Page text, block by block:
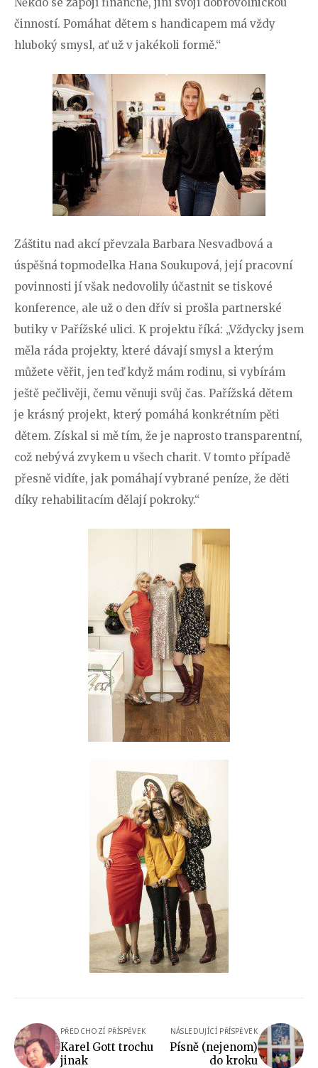
činností. Pomáhat dětem s handicapem má vždy
hluboký smysl, ať už v jakékoli formě.“
Záštitu nad akcí převzala Barbara Nesvadbová a
úspěšná topmodelka Hana Soukupová, její pracovní
povinnosti jí však nedovolily účastnit se tiskové
konference, ale už o den dřív si prošla partnerské
butiky v Pařížské ulici. K projektu říká: „Vždycky jsem
měla ráda projekty, které dávají smysl a kterým
můžete věřit, jen teď když mám rodinu, si vybírám
ještě pečlivěji, čemu věnuji svůj čas. Pařížská dětem
je krásný projekt, který pomáhá konkrétním pěti
dětem. Získal si mě tím, že je naprosto transparentní,
což nebývá zvykem u všech charit. V tomto případě
přesně vidíte, jak pomáhají vybrané peníze, že děti
díky rehabilitacím dělají pokroky.“
PŘEDCHOZÍ PŘÍSPĚVEK
Karel Gott trochu
jinak
NÁSLEDUJÍCÍ PŘÍSPĚVEK
Písně (nejenom)
do kroku